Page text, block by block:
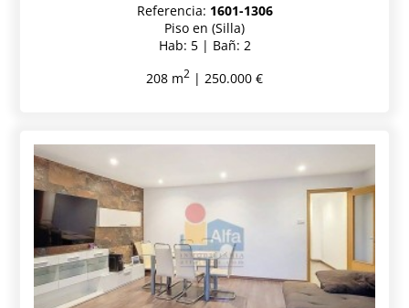
Referencia: 1601-1306
Piso en (Silla)
Hab: 5 | Bañ: 2
208 m2 | 250.000 €